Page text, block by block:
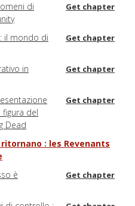
di
Get chapter
il mondo di
Get chapter
in
Get chapter
del
Dead
Get chapter
: les Revenants
è
Get chapter